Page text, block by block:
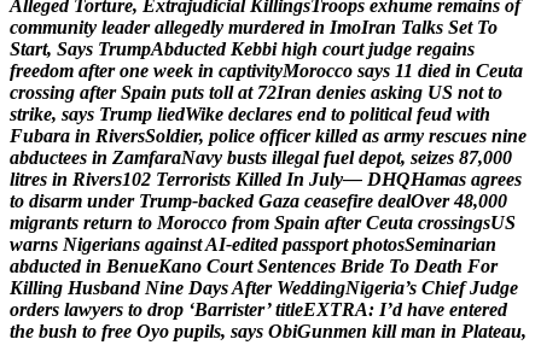
Alleged Torture, Extrajudicial KillingsTroops exhume remains of
community leader allegedly murdered in ImoIran Talks Set To
Start, Says TrumpAbducted Kebbi high court judge regains
freedom after one week in captivityMorocco says 11 died in Ceuta
crossing after Spain puts toll at 72Iran denies asking US not to
strike, says Trump liedWike declares end to political feud with
Fubara in RiversSoldier, police officer killed as army rescues nine
abductees in ZamfaraNavy busts illegal fuel depot, seizes 87,000
litres in Rivers102 Terrorists Killed In July— DHQHamas agrees
to disarm under Trump-backed Gaza ceasefire dealOver 48,000
migrants return to Morocco from Spain after Ceuta crossingsUS
warns Nigerians againstAI-edited passport photosSeminarian
abducted in BenueKano Court Sentences Bride To Death For
Killing Husband Nine DaysAfter WeddingNigeria’s Chief Judge
orders lawyers to drop ‘Barrister’ titleEXTRA: I’d have entered
the bush to free Oyo pupils, says ObiGunmen kill man in Plateau,